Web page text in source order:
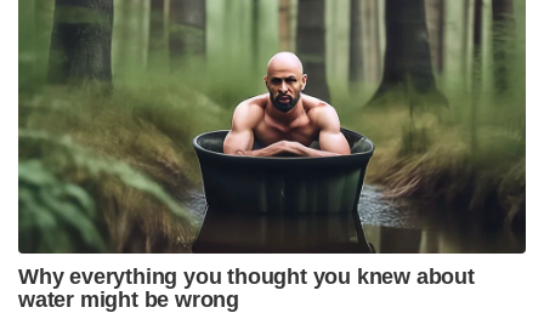
Why everything you thought you knew about
water might be wrong